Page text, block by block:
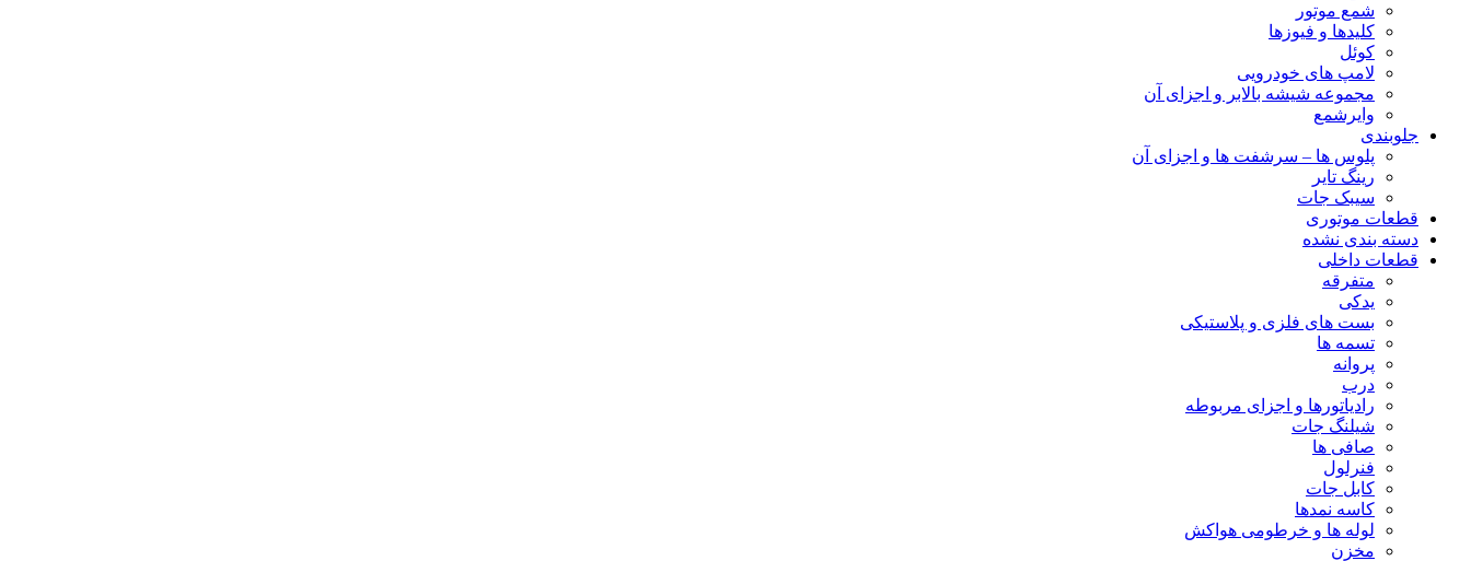
شمع موتور
کلیدها و فیوزها
کوئل
لامپ های خودرویی
مجموعه شیشه بالابر و اجزای آن
وایرشمع
جلوبندی
پلوس ها – سرشفت ها و اجزای آن
رینگ تایر
سیبک جات
قطعات موتوری
دسته بندی نشده
قطعات داخلی
متفرقه
یدکی
بست های فلزی و پلاستیکی
تسمه ها
پروانه
درب
رادیاتورها و اجزای مربوطه
شیلنگ جات
صافی ها
فنرلول
کابل جات
کاسه نمدها
لوله ها و خرطومی هواکش
مخزن